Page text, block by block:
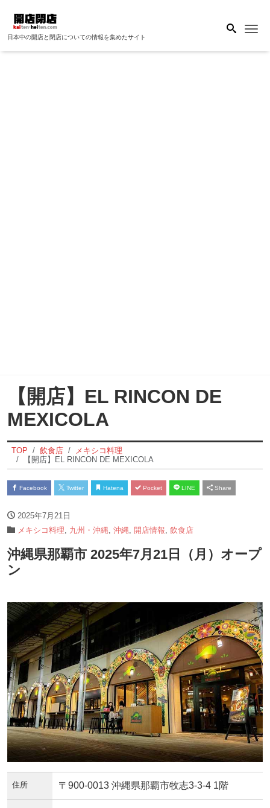
日本中の開店と閉店についての情報を集めたサイト
【開店】EL RINCON DE
MEXICOLA
TOP 飲食店
メキシコ料理
【開店】EL RINCON DE MEXICOLA
Facebook Twitter Hatena Pocket LINE Share
2025年7月21日
メキシコ料理
九州・沖縄 沖縄 開店情報 飲食店
沖縄県那覇市 2025年7月21日（月）オープ
ン
住所 〒900-0013 沖縄県那覇市牧志3-3-4 1階